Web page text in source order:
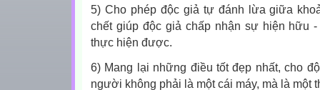
5) Cho phép độc giả tự đánh lừa giữa
chết giúp độc giả chấp nhận sự hiện hữu
thực hiện được.
6) Mang lại những điều tốt đẹp nhất, cho
người không phải là một cái máy, mà là một